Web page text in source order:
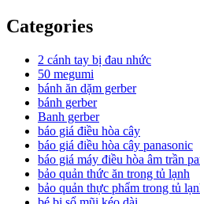
Categories
2 cánh tay bị đau nhức
50 megumi
bánh ăn dặm gerber
bánh gerber
Banh gerber
báo giá điều hòa cây
báo giá điều hòa cây panasonic
báo giá máy điều hòa âm trần
bảo quản thức ăn trong tủ lạnh
bảo quản thực phẩm trong tủ